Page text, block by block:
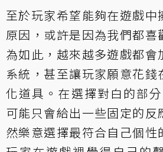
至於玩家希望能夠在遊戲中
原因，或許是因為我們都喜
為如此，越來越多遊戲都會
系統，甚至讓玩家願意花錢
化道具。在選擇對白的部
可能只會給出一些固定的反
然樂意選擇最符合自己個性